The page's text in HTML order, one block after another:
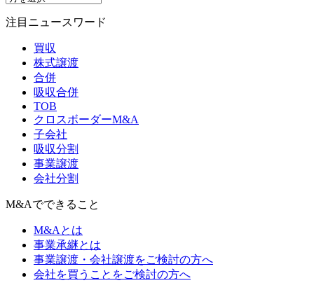
注目ニュースワード
買収
株式譲渡
合併
吸収合併
TOB
クロスボーダーM&A
子会社
吸収分割
事業譲渡
会社分割
M&Aでできること
M&Aとは
事業承継とは
事業譲渡・会社譲渡をご検討の方へ
会社を買うことをご検討の方へ